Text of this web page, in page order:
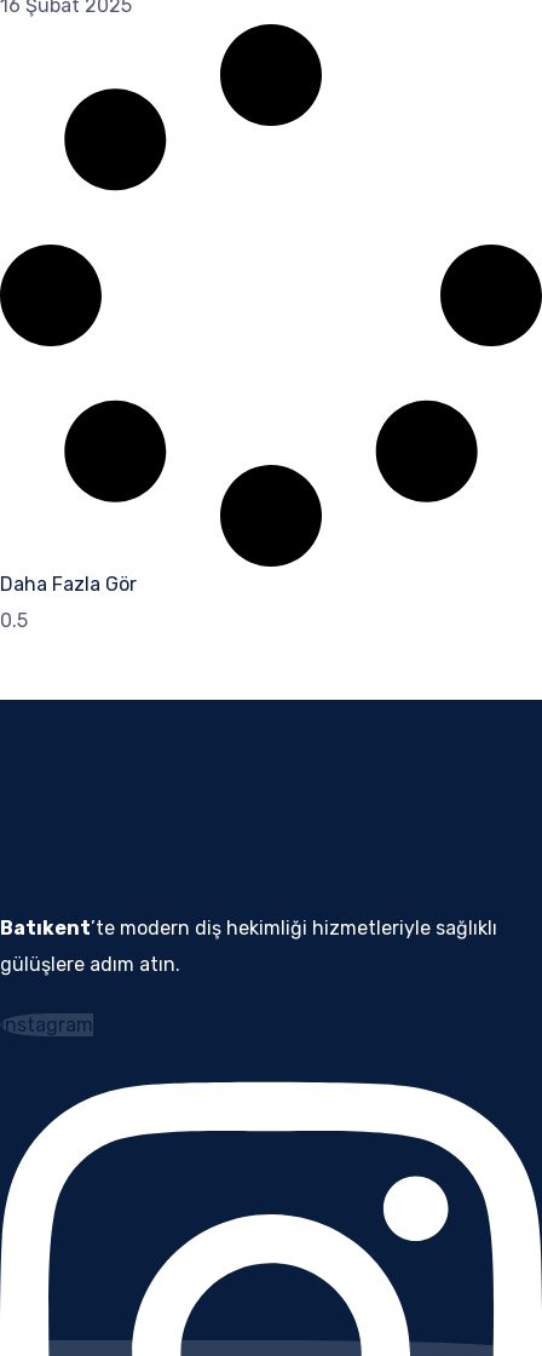
16 Şubat 2025
Daha Fazla Gör
Batıkent’te modern diş hekimliği hizmetleriyle sağlıklı
gülüşlere adım atın.
Instagram